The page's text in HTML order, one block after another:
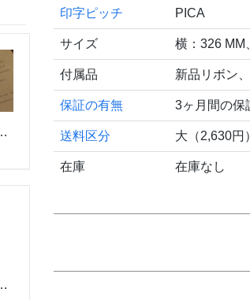
ター用紙
ター教本
印字ピッチ PICA
サイズ 横：326 MM
付属品 新品リボン
保証の有無 3ヶ月間の保
送料区分 大（2,630円）
在庫 在庫なし